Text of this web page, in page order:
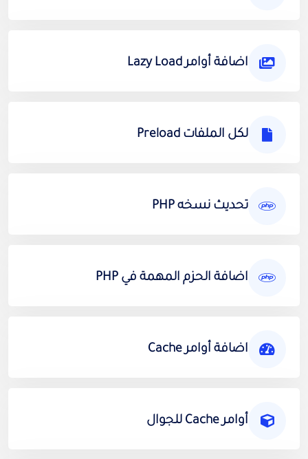
اضافة أوامر Lazy Load
لكل الملفات Preload
تحديث نسخه PHP
اضافة الحزم المهمة في PHP
اضافة أوامر Cache
أوامر Cache للجوال